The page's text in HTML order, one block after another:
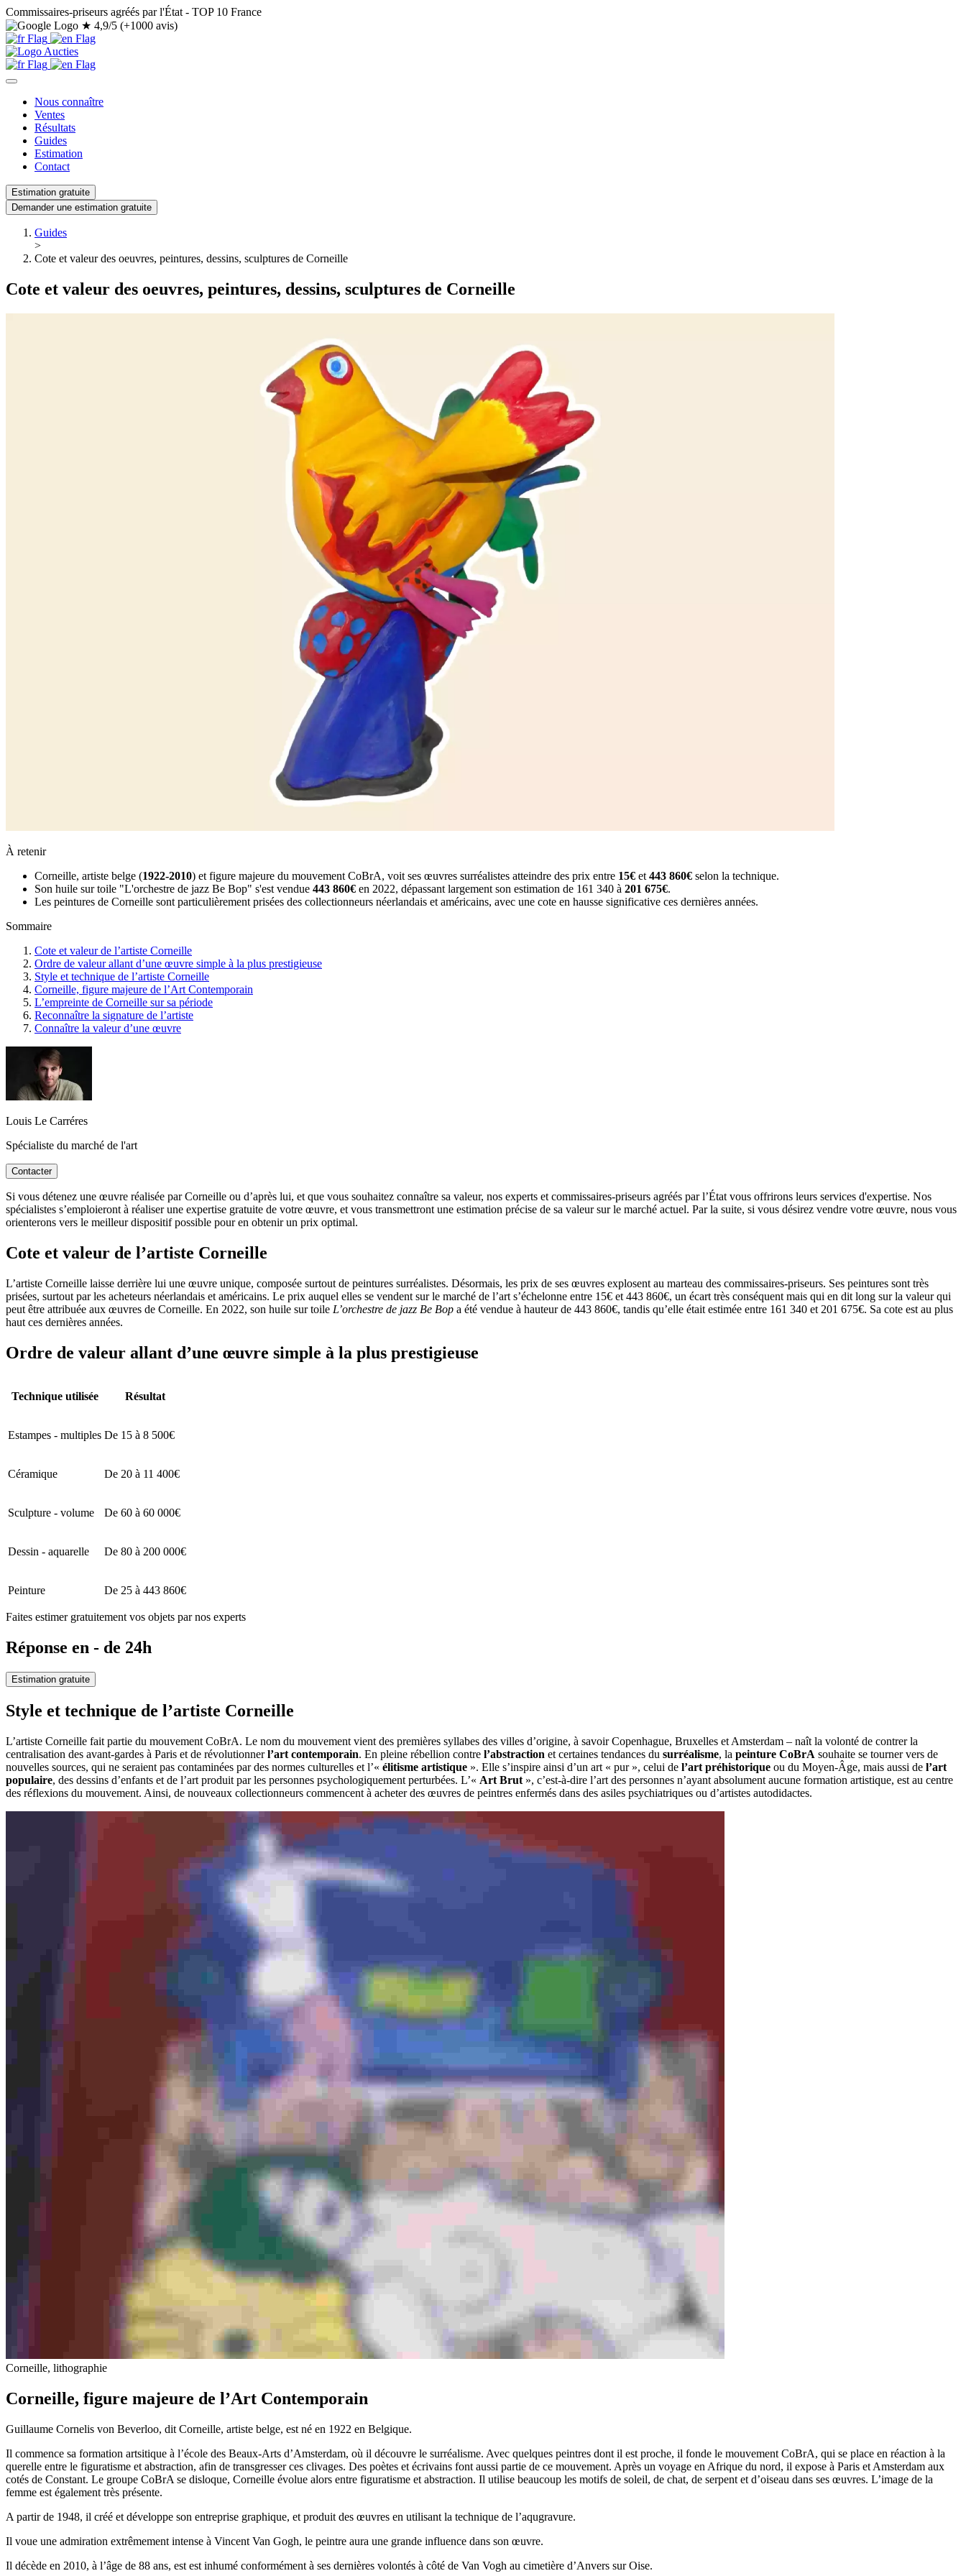
Commissaires-priseurs agréés par l'État - TOP 10 France
★ 4,9/5 (+1000 avis)
Nous connaître
Ventes
Résultats
Guides
Estimation
Contact
Estimation gratuite
Demander une estimation gratuite
Guides
>
Cote et valeur des oeuvres, peintures, dessins, sculptures de Corneille
Cote et valeur des oeuvres, peintures, dessins, sculptures de Corneille
À retenir
Corneille, artiste belge (1922-2010) et figure majeure du mouvement CoBrA, voit ses œuvres surréalistes atteindre des prix entre 15€ et 443 860€ selon la technique.
Son huile sur toile "L'orchestre de jazz Be Bop" s'est vendue 443 860€ en 2022, dépassant largement son estimation de 161 340 à 201 675€.
Les peintures de Corneille sont particulièrement prisées des collectionneurs néerlandais et américains, avec une cote en hausse significative ces dernières années.
Sommaire
Cote et valeur de l’artiste Corneille
Ordre de valeur allant d’une œuvre simple à la plus prestigieuse
Style et technique de l’artiste Corneille
Corneille, figure majeure de l’Art Contemporain
L’empreinte de Corneille sur sa période
Reconnaître la signature de l’artiste
Connaître la valeur d’une œuvre
Louis Le Carréres
Spécialiste du marché de l'art
Contacter
Si vous détenez une œuvre réalisée par Corneille ou d’après lui, et que vous souhaitez connaître sa valeur, nos experts et commissaires-priseurs agréés par l’État vous offrirons leurs services d'expertise. Nos
spécialistes s’emploieront à réaliser une expertise gratuite de votre œuvre, et vous transmettront une estimation précise de sa valeur sur le marché actuel. Par la suite, si vous désirez vendre votre œuvre, nous vous
orienterons vers le meilleur dispositif possible pour en obtenir un prix optimal.
Cote et valeur de l’artiste Corneille
L’artiste Corneille laisse derrière lui une œuvre unique, composée surtout de peintures surréalistes. Désormais, les prix de ses œuvres explosent au marteau des commissaires-priseurs. Ses peintures sont très
prisées, surtout par les acheteurs néerlandais et américains. Le prix auquel elles se vendent sur le marché de l’art s’échelonne entre 15€ et 443 860€, un écart très conséquent mais qui en dit long sur la valeur qui
peut être attribuée aux œuvres de Corneille. En 2022, son huile sur toile L’orchestre de jazz Be Bop a été vendue à hauteur de 443 860€, tandis qu’elle était estimée entre 161 340 et 201 675€. Sa cote est au plus
haut ces dernières années.
Ordre de valeur allant d’une œuvre simple à la plus prestigieuse
Technique utilisée Résultat
Estampes - multiples De 15 à 8 500€
Céramique De 20 à 11 400€
Sculpture - volume De 60 à 60 000€
Dessin - aquarelle De 80 à 200 000€
Peinture De 25 à 443 860€
Faites estimer gratuitement vos objets par nos experts
Réponse en - de 24h
Estimation gratuite
Style et technique de l’artiste Corneille
L’artiste Corneille fait partie du mouvement CoBrA. Le nom du mouvement vient des premières syllabes des villes d’origine, à savoir Copenhague, Bruxelles et Amsterdam – naît la volonté de contrer la
centralisation des avant-gardes à Paris et de révolutionnerl’art contemporain. En pleine rébellion contre l’abstraction et certaines tendances du surréalisme, la peinture CoBrA souhaite se tourner vers de
nouvelles sources, qui ne seraient pas contaminées par des normes culturelles et l’« élitisme artistique ». Elle s’inspire ainsi d’un art « pur », celui de l’art préhistorique ou du Moyen-Âge, mais aussi de l’art
populaire, des dessins d’enfants et de l’art produit par les personnes psychologiquement perturbées. L’« Art Brut », c’est-à-dire l’art des personnes n’ayant absolument aucune formation artistique, est au centre
des réflexions du mouvement. Ainsi, de nouveaux collectionneurs commencent à acheter des œuvres de peintres enfermés dans des asiles psychiatriques ou d’artistes autodidactes.
Corneille, lithographie
Corneille, figure majeure de l’Art Contemporain
Guillaume Cornelis von Beverloo, dit Corneille, artiste belge, est né en 1922 en Belgique.
Il commence sa formation artsitique à l’école des Beaux-Arts d’Amsterdam, où il découvre le surréalisme. Avec quelques peintres dont il est proche, il fonde le mouvement CoBrA, qui se place en réaction à la
querelle entre le figuratisme et abstraction, afin de transgresser ces clivages. Des poètes et écrivains font aussi partie de ce mouvement. Après un voyage en Afrique du nord, il expose à Paris et Amsterdam aux
cotés de Constant. Le groupe CoBrA se disloque, Corneille évolue alors entre figuratisme et abstraction. Il utilise beaucoup les motifs de soleil, de chat, de serpent et d’oiseau dans ses œuvres. L’image de la
femme est également très présente.
A partir de 1948, il créé et développe son entreprise graphique, et produit des œuvres en utilisant la technique de l’aqugravure.
Il voue une admiration extrêmement intense à Vincent Van Gogh, le peintre aura une grande influence dans son œuvre.
Il décède en 2010, à l’âge de 88 ans, est est inhumé conformément à ses dernières volontés à côté de Van Vogh au cimetière d’Anvers sur Oise.